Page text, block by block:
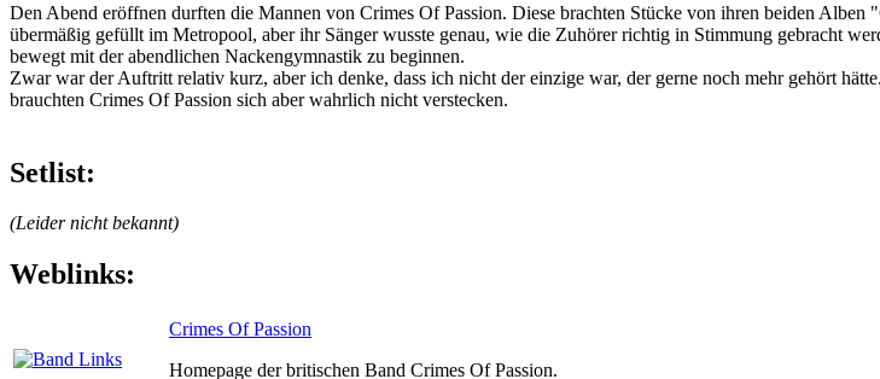
Den Abend eröffnen durften die Mannen von Crimes Of Passion. Diese brachten Stücke von ihren beiden
übermäßig gefüllt im Metropool, aber ihr Sänger wusste genau, wie die Zuhörer richtig in Stimmung gebracht
bewegt mit der abendlichen Nackengymnastik zu beginnen.
Zwar war der Auftritt relativ kurz, aber ich denke, dass ich nicht der einzige war, der gerne noch mehr gehört
brauchten Crimes Of Passion sich aber wahrlich nicht verstecken.
Setlist:
(Leider nicht bekannt)
Weblinks:
Crimes Of Passion
Homepage der britischen Band Crimes Of Passion.